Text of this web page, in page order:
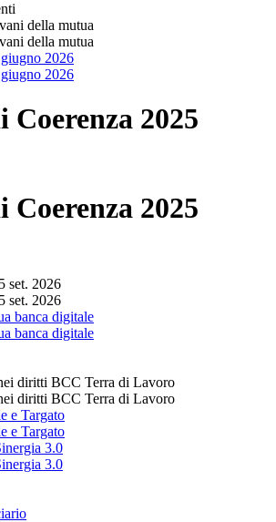
2025
2025